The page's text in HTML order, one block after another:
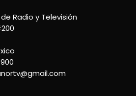
Radio y Televisión